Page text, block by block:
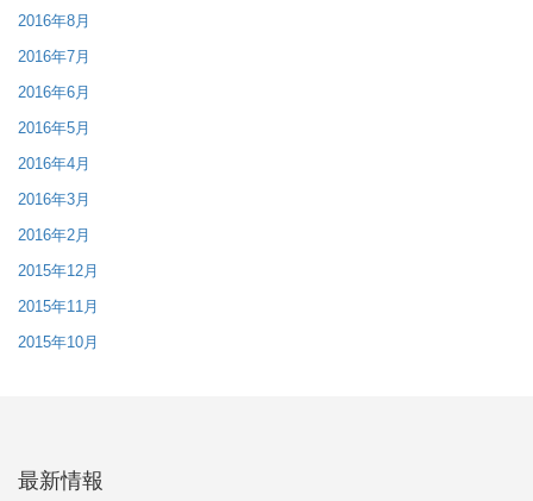
2016年8月
2016年7月
2016年6月
2016年5月
2016年4月
2016年3月
2016年2月
2015年12月
2015年11月
2015年10月
最新情報